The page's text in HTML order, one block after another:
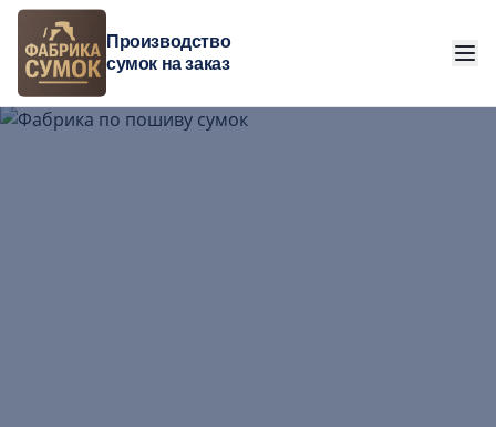
Производство
сумок на заказ